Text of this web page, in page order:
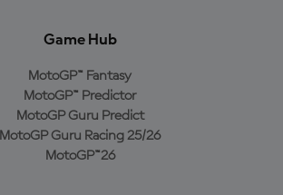
Game Hub
MotoGP™ Fantasy
MotoGP™ Predictor
MotoGP Guru Predict
MotoGP Guru Racing 25/26
MotoGP™26